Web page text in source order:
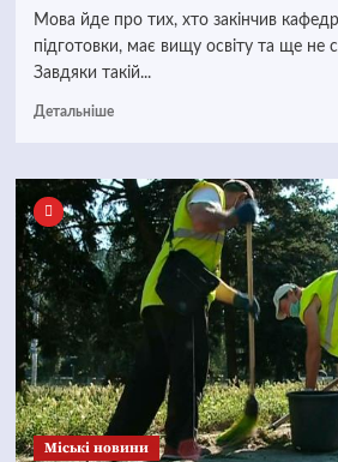
Мова йде про тих, хто закінчив
підготовки, має вищу освіту та ще не
Завдяки такій...
Детальніше
Mіські новини